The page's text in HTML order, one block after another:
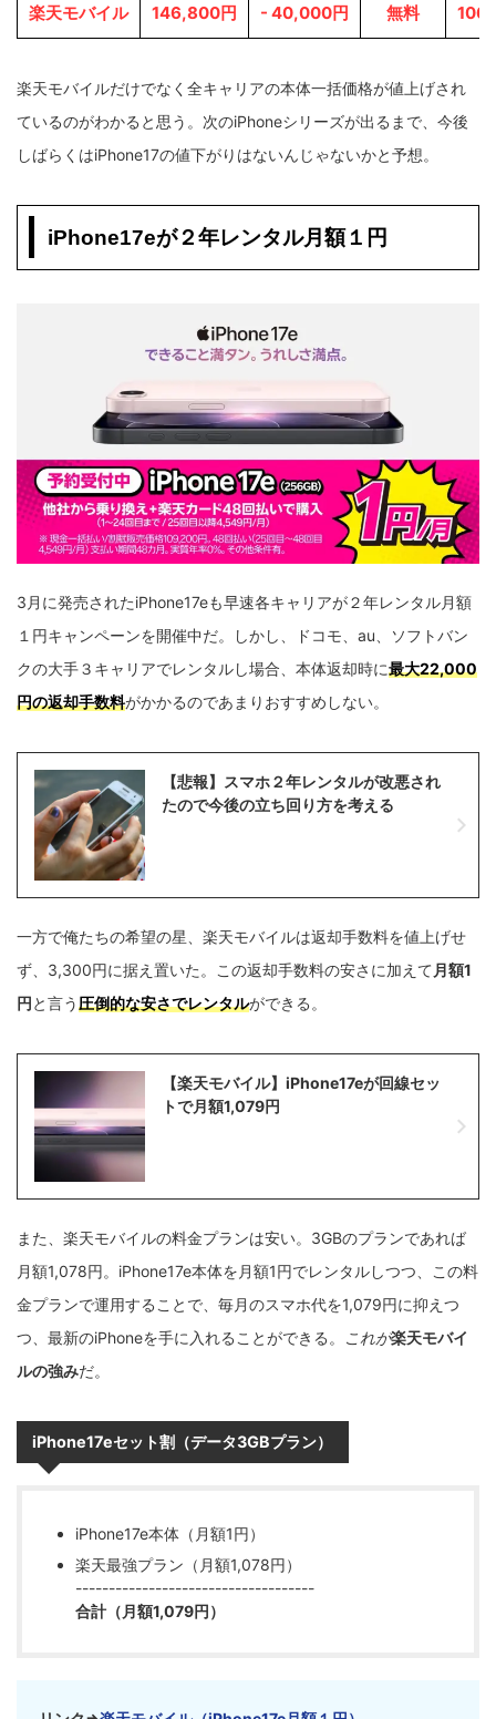
楽天モバイル 146,800円 - 40,000円 無料
楽天モバイルだけでなく全キャリアの本体一括価格が値上げされ
ているのがわかると思う。次のiPhoneシリーズが出るまで、今後
しばらくはiPhone17の値下がりはないんじゃないかと予想。
iPhone17eが２年レンタル月額１円
3月に発売されたiPhone17eも早速各キャリアが２年レンタル月額
１円キャンペーンを開催中だ。しかし、ドコモ、au、ソフトバン
クの大手３キャリアでレンタルし場合、本体返却時に最大22,000
円の返却手数料がかかるのであまりおすすめしない。
【悲報】スマホ２年レンタルが改悪され
たので今後の立ち回り方を考える
一方で俺たちの希望の星、楽天モバイルは返却手数料を値上げせ
ず、3,300円に据え置いた。この返却手数料の安さに加えて 月額1
円と言う圧倒的な安さでレンタルができる。
【楽天モバイル】iPhone17eが回線セッ
トで月額1,079円
また、楽天モバイルの料金プランは安い。3GBのプランであれば
月額1,078円。iPhone17e本体を月額1円でレンタルしつつ、この料
金プランで運用することで、毎月のスマホ代を1,079円に抑えつ
つ、最新のiPhoneを手に入れることができる。
これが楽天モバイ
ルの強みだ。
iPhone17eセット割（データ3GBプラン）
iPhone17e本体（月額1円）
楽天最強プラン（月額1,078円）
------------------------------------
合計（月額1,079円）